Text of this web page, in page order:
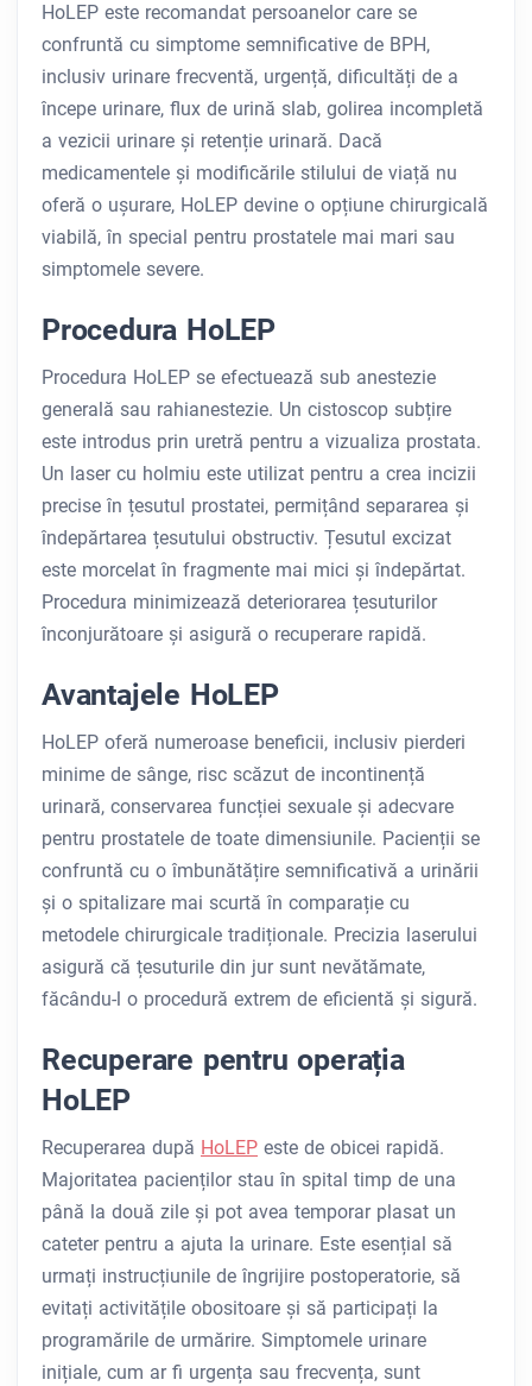
HoLEP este recomandat persoanelor care se
confruntă cu simptome semnificative de BPH,
inclusiv urinare frecventă, urgență, dificultăți de a
începe urinare, flux de urină slab, golirea incompletă
a vezicii urinare și retenție urinară. Dacă
medicamentele și modificările stilului de viață nu
oferă o ușurare, HoLEP devine o opțiune chirurgicală
viabilă, în special pentru prostatele mai mari sau
simptomele severe.
Procedura HoLEP
Procedura HoLEP se efectuează sub anestezie
generală sau rahianestezie. Un cistoscop subțire
este introdus prin uretră pentru a vizualiza prostata.
Un laser cu holmiu este utilizat pentru a crea incizii
precise în țesutul prostatei, permițând separarea și
îndepărtarea țesutului obstructiv. Țesutul excizat
este morcelat în fragmente mai mici și îndepărtat.
Procedura minimizează deteriorarea țesuturilor
înconjurătoare și asigură o recuperare rapidă.
Avantajele HoLEP
HoLEP oferă numeroase beneficii, inclusiv pierderi
minime de sânge, risc scăzut de incontinență
urinară, conservarea funcției sexuale și adecvare
pentru prostatele de toate dimensiunile. Pacienții se
confruntă cu o îmbunătățire semnificativă a urinării
și o spitalizare mai scurtă în comparație cu
metodele chirurgicale tradiționale. Precizia laserului
asigură că țesuturile din jur sunt nevătămate,
făcându-l o procedură extrem de eficientă și sigură.
Recuperare pentru operația
HoLEP
Recuperarea după HoLEP este de obicei rapidă.
Majoritatea pacienților stau în spital timp de una
până la două zile și pot avea temporar plasat un
cateter pentru a ajuta la urinare. Este esențial să
urmați instrucțiunile de îngrijire postoperatorie, să
evitați activitățile obositoare și să participați la
programările de urmărire. Simptomele urinare
inițiale, cum ar fi urgența sau frecvența, sunt